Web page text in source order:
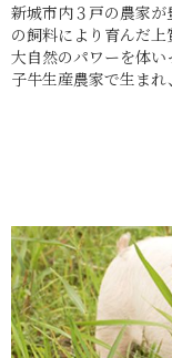
新城市内３戸の農家
の飼料により育んだ上
大自然のパワーを体
子牛生産農家で生まれ